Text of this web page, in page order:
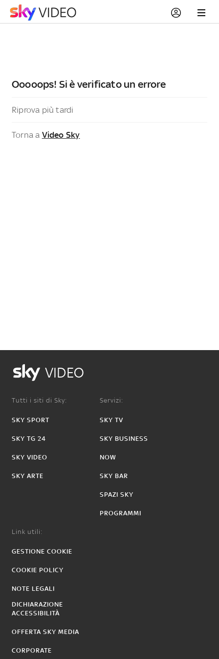
Ooooops! Si è verificato un errore
Riprova più tardi
Torna a Video Sky
VIDEO
Tutti i siti di Sky:
SKY SPORT
SKY TG 24
SKY VIDEO
SKY ARTE
Servizi:
SKY TV
SKY BUSINESS
NOW
SKY BAR
SPAZI SKY
PROGRAMMI
Link utili:
GESTIONE COOKIE
COOKIE POLICY
NOTE LEGALI
DICHIARAZIONE
ACCESSIBILITÀ
OFFERTA SKY MEDIA
CORPORATE